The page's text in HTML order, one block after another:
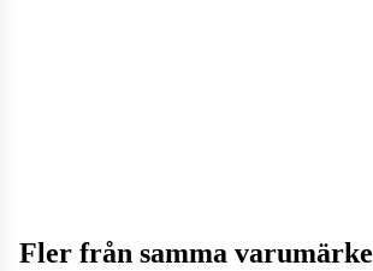
Fler från samma varumärke